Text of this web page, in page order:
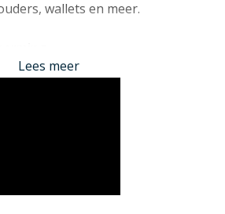
wallets en meer.
voor iPhone 13 is een bijzonder
blijven.
Lees meer